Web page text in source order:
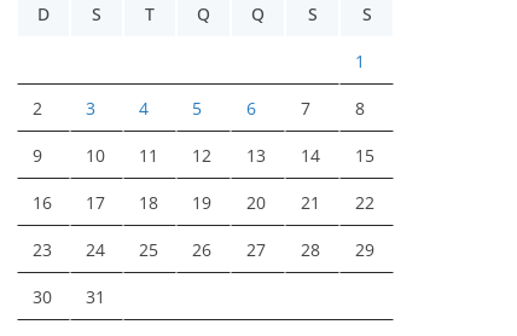
D
S T Q Q S S
1
2 3 4 5 6 7 8
9 10 11 12 13 14 15
16 17 18 19 20 21 22
23 24 25 26 27 28 29
30 31